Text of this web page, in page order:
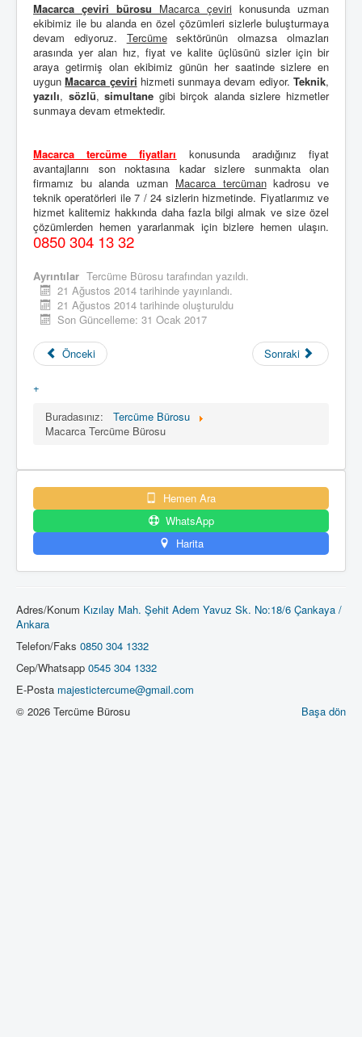
Macarca çeviri bürosu Macarca çeviri konusunda uzman
ekibimiz ile bu alanda en özel çözümleri sizlerle buluşturmaya
devam ediyoruz. Tercümesektörünün olmazsa olmazları
arasında yer alan hız, fiyat ve kalite üçlüsünü sizler için bir
araya getirmiş olan ekibimiz günün her saatinde sizlere en
uygunMacarca çeviri hizmeti sunmaya devam ediyor.Teknik,
yazılı, sözlü,simultane gibi birçok alanda sizlere hizmetler
sunmaya devam etmektedir.
Macarca tercüme fiyatları konusunda aradığınız fiyat
avantajlarını son noktasına kadar sizlere sunmakta olan
firmamız bu alanda uzman Macarca tercümankadrosu ve
teknik operatörleri ile 7 / 24 sizlerin hizmetinde. Fiyatlarımız ve
hizmet kalitemiz hakkında daha fazla bilgi almak ve size özel
çözümlerden hemen yararlanmak için bizlere hemen ulaşın.
0850 304 13 32
Ayrıntılar Tercüme Bürosu tarafından yazıldı.
21 Ağustos 2014 tarihinde yayınlandı.
21 Ağustos 2014 tarihinde oluşturuldu
Son Güncelleme: 31 Ocak 2017
Önceki Sonraki
+
Buradasınız:
Tercüme Bürosu
Macarca Tercüme Bürosu
Hemen Ara
WhatsApp
Harita
Adres/Konum Kızılay Mah. Şehit Adem Yavuz Sk. No:18/6 Çankaya /
Ankara
Telefon/Faks 0850 304 1332
Cep/Whatsapp 0545 304 1332
E-Posta majestictercume@gmail.com
Başa dön
© 2026 Tercüme Bürosu